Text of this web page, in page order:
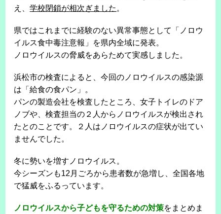
え、学校閉鎖が相次ぎました。
県ではこれまでに経験のない異常事態として「ノロウ
イルス食中毒注意報」を県内全域に発表。
ノロウイルスの脅威をあらためて実感しました。
浜松市の検査によると、今回のノロウイルスの感染源
は「給食の食パン」。
パンの製造会社を検査したところ、女子トイレのドア
ノブや、検査担当の２人からノロウイルスが検出され
たとのことです。２人はノロウイルスの症状が出てい
ませんでした。
冬に勢いを増すノロウイルス。
今シーズンも12月ごろから患者数が急増し、全国各地
で猛威をふるっています。
ノロウイルスから子どもを守るための対策をまとめま